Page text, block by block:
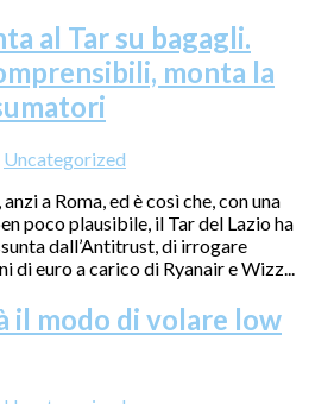
al Tar su bagagli.
monta la
Uncategorized
a Roma, ed è così che, con una
poco plausibile, il Tar del Lazio ha
dall’Antitrust, di irrogare
di euro a carico di Ryanair e Wizz...
il modo di volare low